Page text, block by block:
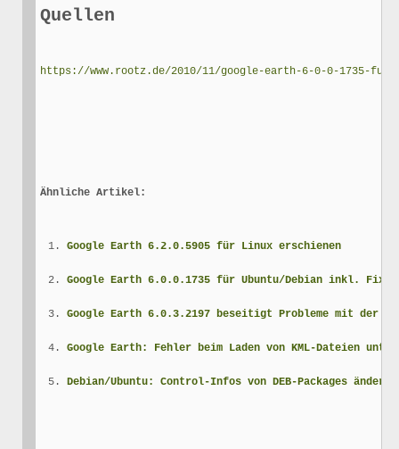
Quellen
https://www.rootz.de/2010/11/google-earth-6-0-0-1735-
Ähnliche Artikel:
Google Earth 6.2.0.5905 für Linux erschienen
Google Earth 6.0.0.1735 für Ubuntu/Debian inkl.
Google Earth 6.0.3.2197 beseitigt Probleme mit der
Google Earth: Fehler beim Laden von KML-Dateien unter
Debian/Ubuntu: Control-Infos von DEB-Packages